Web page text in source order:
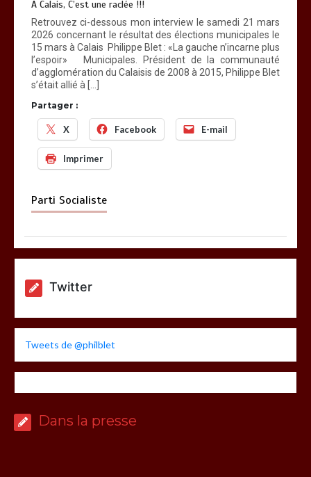
A Calais, C’est une raclée !!!
Retrouvez ci-dessous mon interview le samedi 21 mars
2026 concernant le résultat des élections municipales le
15 mars à Calais Philippe Blet : «La gauche n’incarne plus
l’espoir» Municipales. Président de la communauté
d’agglomération du Calaisis de 2008 à 2015, Philippe Blet
s’était allié à […]
Partager :
X Facebook E-mail
Imprimer
Parti Socialiste
Twitter
Tweets de @philblet
Dans la presse